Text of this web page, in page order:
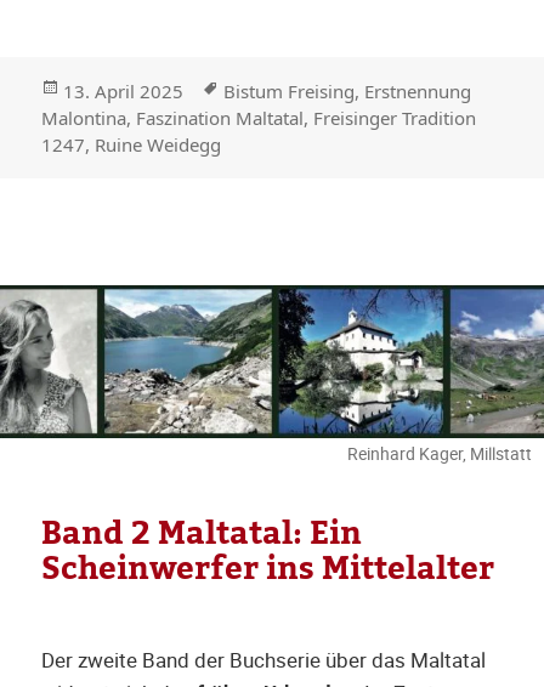
Veröffentlicht
am
13. April 2025 Stichwörter
Bistum Freising, Erstnennung
Malontina, Faszination Maltatal, Freisinger Tradition
1247, Ruine Weidegg
Reinhard Kager, Millstatt
Band 2 Maltatal: Ein
Scheinwerfer ins Mittelalter
Der zweite Band der Buchserie über das Maltatal